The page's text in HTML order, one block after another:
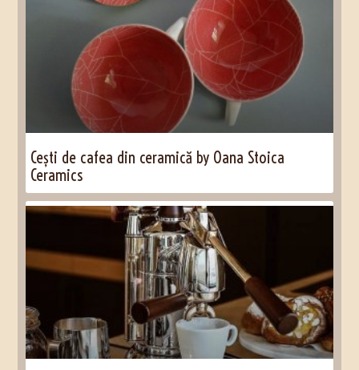
Cești de cafea din ceramică by Oana Stoica
Ceramics